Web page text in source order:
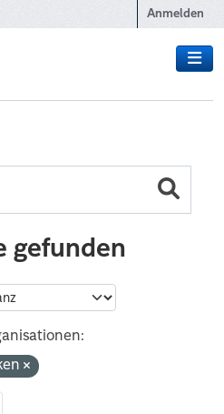
Anmelden
gefunden